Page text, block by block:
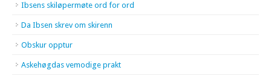
Ibsens skiløpermøte ord for ord
Da Ibsen skrev om skirenn
Obskur opptur
Askehøgdas vemodige prakt